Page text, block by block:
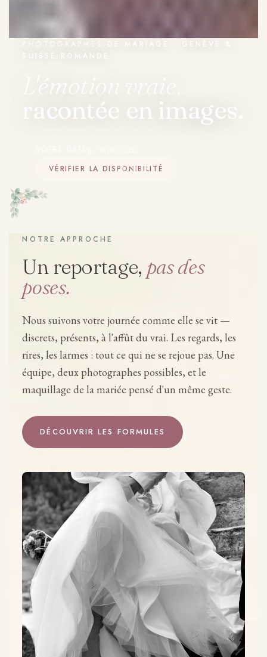
PHOTOGRAPHES DE MARIAGE · GENÈVE &
SUISSE ROMANDE
L'émotion vraie,
racontée en images.
VÉRIFIER LA DISPONIBILITÉ
DÉFILER
NOTRE APPROCHE
Un reportage, pas des
poses.
Nous suivons votre journée comme elle se vit —
discrets, présents, à l'affût du vrai. Les regards, les
rires, les larmes : tout ce qui ne se rejoue pas. Une
équipe, deux photographes possibles, et le
maquillage de la mariée pensé d'un même geste.
DÉCOUVRIR LES FORMULES